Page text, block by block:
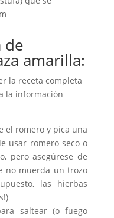
de
amarilla:
la receta completa
la información
el romero y pica una
usar romero seco o
pero asegúrese de
no muerda un trozo
las hierbas
saltear (o fuego